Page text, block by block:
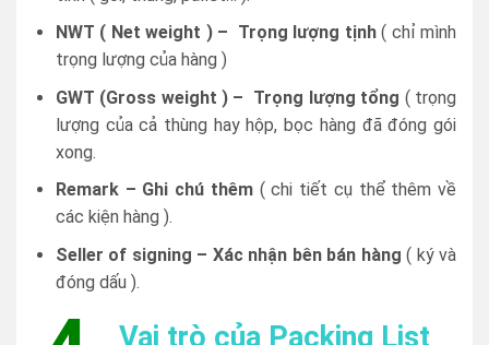
NWT ( Net weight ) – Trọng lượng tịnh( chỉ mình
trọng lượng của hàng )
GWT (Gross weight ) – Trọng lượng tổng ( trọng
lượng của cả thùng hay hộp, bọc hàng đã đóng gói
xong.
Remark – Ghi chú thêm( chi tiết cụ thể thêm về
các kiện hàng ).
Seller of signing – Xác nhận bên bán hàng( ký và
đóng dấu ).
Vai trò của Packing List